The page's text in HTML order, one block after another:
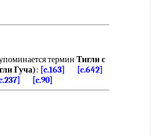
термин Тигли с
Гуча): [c.163]
[c.642]
[c.90]